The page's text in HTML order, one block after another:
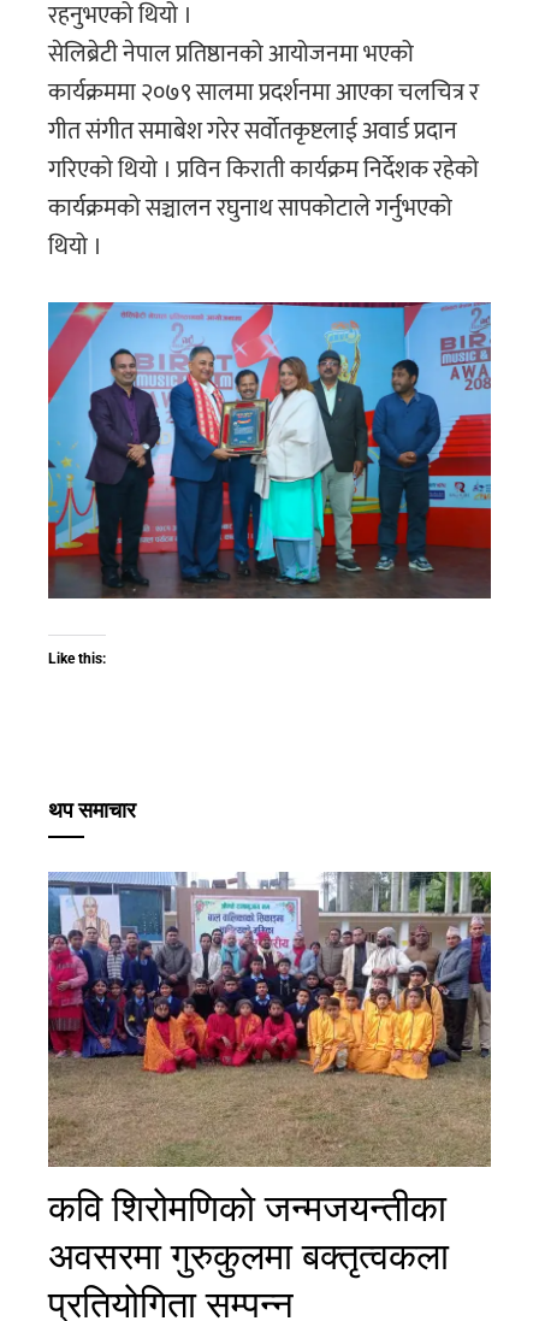
रहनुभएको थियो ।
सेलिब्रेटी नेपाल प्रतिष्ठानको आयोजनमा भएको
कार्यक्रममा २०७९ सालमा प्रदर्शनमा आएका चलचित्र र
गीत संगीत समाबेश गरेर सर्वोतकृष्टलाई अवार्ड प्रदान
गरिएको थियो । प्रविन किराती कार्यक्रम निर्देशक रहेको
कार्यक्रमको सञ्चालन रघुनाथ सापकोटाले गर्नुभएको
थियो ।
Like this:
थप समाचार
कवि शिराेमणिकाे जन्मजयन्तीका
अवसरमा गुरुकुलमा बक्तृत्वकला
प्रतियाेगिता सम्पन्न